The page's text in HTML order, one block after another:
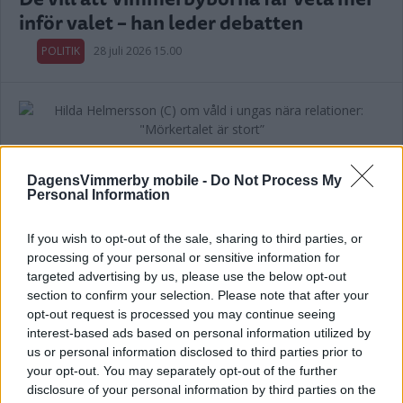
DagensVimmerby mobile - Do Not Process My
Personal Information
If you wish to opt-out of the sale, sharing to third parties, or
processing of your personal or sensitive information for
targeted advertising by us, please use the below opt-out
section to confirm your selection. Please note that after your
opt-out request is processed you may continue seeing
interest-based ads based on personal information utilized by
us or personal information disclosed to third parties prior to
your opt-out. You may separately opt-out of the further
disclosure of your personal information by third parties on the
inför valet – han leder debatten
POLITIK 28 juli 2026 15.00
Hilda Helmersson (C) om våld i ungas
nära relationer: "Mörkertalet är stort”
Var tredje kvinna utsatt för våld –